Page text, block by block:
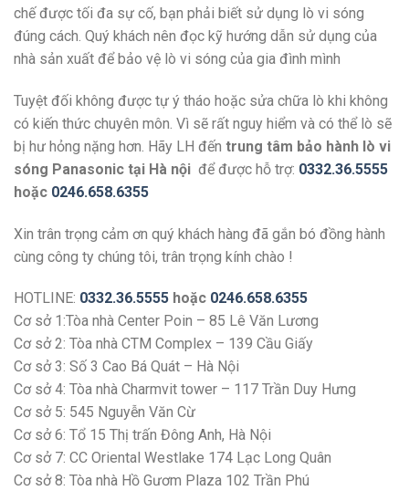
chế được tối đa sự cố, bạn phải biết sử dụng lò vi sóng
đúng cách. Quý khách nên đọc kỹ hướng dẫn sử dụng của
nhà sản xuất để bảo vệ lò vi sóng của gia đình mình
Tuyệt đối không được tự ý tháo hoặc sửa chữa lò khi không
có kiến thức chuyên môn. Vì sẽ rất nguy hiểm và có thể lò sẽ
bị hư hỏng nặng hơn. Hãy LH đến trung tâm bảo hành lò vi
sóng Panasonic tại Hà nội để được hỗ trợ: 0332.36.5555
hoặc 0246.658.6355
Xin trân trọng cảm ơn quý khách hàng đã gắn bó đồng hành
cùng công ty chúng tôi, trân trọng kính chào !
HOTLINE: 0332.36.5555 hoặc 0246.658.6355
Cơ sở 1:Tòa nhà Center Poin – 85 Lê Văn Lương
Cơ sở 2: Tòa nhà CTM Complex – 139 Cầu Giấy
Cơ sở 3: Số 3 Cao Bá Quát – Hà Nội
Cơ sở 4: Tòa nhà Charmvit tower – 117 Trần Duy Hưng
Cơ sở 5: 545 Nguyễn Văn Cừ
Cơ sở 6: Tổ 15 Thị trấn Đông Anh, Hà Nội
Cơ sở 7: CC Oriental Westlake 174 Lạc Long Quân
Cơ sở 8: Tòa nhà Hồ Gươm Plaza 102 Trần Phú